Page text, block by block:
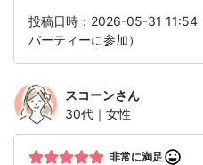
投稿日時：2026-05-31 11:54
パーティーに参加）
スコーンさん
30代｜女性
非常に満足